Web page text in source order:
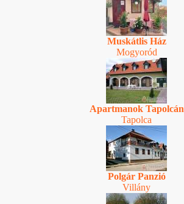
Muskátlis Ház
Mogyoród
Apartmanok Tapolcán
Tapolca
Polgár Panzió
Villány